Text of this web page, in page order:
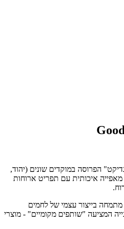
הפרוסה במוקדים שונים (יהוד,
איכותית עם תפריט ארוחות
בייצור עצמי של לחמים
המציעה "שותפים מקומיים" - מוצרי